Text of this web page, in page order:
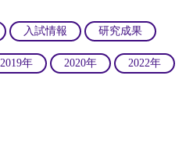
入試情報 研究成果
2019年 2020年 2022年